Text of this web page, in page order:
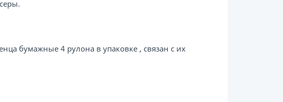
бумажные 4 рулона в упаковке , связан с их